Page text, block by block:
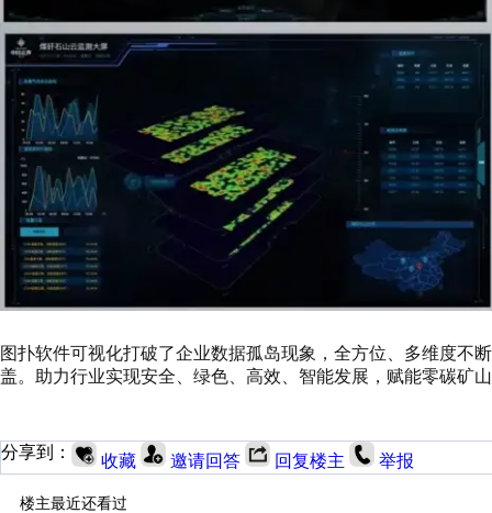
图扑软件可视化打破了企业数据孤岛现象，全方位、多维度不
盖。助力行业实现安全、绿色、高效、智能发展，赋能零碳矿
分享到： 收藏 邀请回答 回复楼主 举报
楼主最近还看过